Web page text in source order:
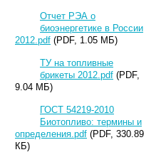
Отчет РЭА о
биоэнергетике в России
2012.pdf (PDF, 1.05 МБ)
ТУ на топливные
брикеты 2012.pdf (PDF,
9.04 МБ)
ГОСТ 54219-2010
Биотопливо: термины и
определения.pdf (PDF, 330.89
КБ)